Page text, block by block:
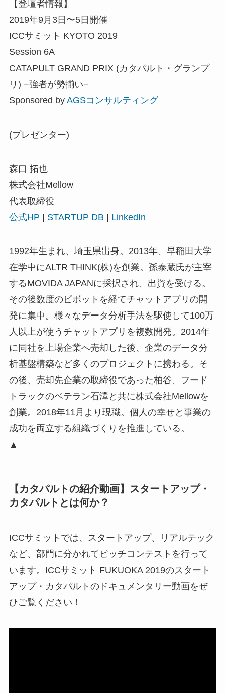
【登壇者情報】
2019年9月3日〜5日開催
ICCサミット KYOTO 2019
Session 6A
CATAPULT GRAND PRIX (カタパルト・グランプ
リ) −強者が勢揃い−
Sponsored by AGSコンサルティング
(プレゼンター)
森口 拓也
株式会社Mellow
代表取締役
公式HP | STARTUP DB | LinkedIn
1992年生まれ、埼玉県出身。2013年、早稲田大学
在学中にALTR THINK(株)を創業。孫泰蔵氏が主宰
するMOVIDA JAPANに採択され、出資を受ける。
その後数度のピボットを経てチャットアプリの開
発に集中。様々なデータ分析⼿法を駆使して100万
⼈以上が使うチャットアプリを複数開発。2014年
に同社を上場企業へ売却した後、企業のデータ分
析基盤構築など多くのプロジェクトに携わる。そ
の後、売却先企業の取締役であった柏谷、フード
トラックのベテラン石澤と共に株式会社Mellowを
創業。2018年11月より現職。個人の幸せと事業の
成功を両立する組織づくりを推進している。
▲
【カタパルトの紹介動画】スタートアップ・
カタパルトとは何か？
ICCサミットでは、スタートアップ、リアルテック
など、部門に分かれてピッチコンテストを行って
います。ICCサミット FUKUOKA 2019のスタート
アップ・カタパルトのドキュメンタリー動画をぜ
ひご覧ください！